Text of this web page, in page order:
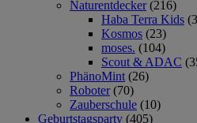
Naturentdecker (216)
Haba Terra Kids
Kosmos (23)
moses. (104)
Scout & ADAC
PhänoMint (26)
Roboter (70)
Zauberschule (10)
Geburtstagsparty (405)